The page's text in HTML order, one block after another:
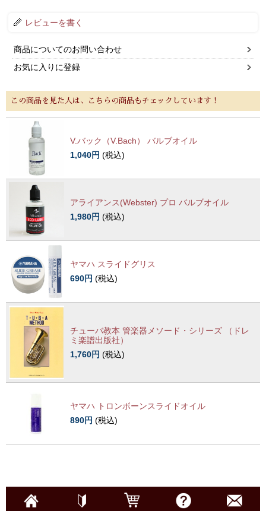
レビューを書く
商品についてのお問い合わせ
お気に入りに登録
この商品を見た人は、こちらの商品もチェックしています！
V.バック（V.Bach） バルブオイル
1,040円 (税込)
アライアンス(Webster) プロ バルブオイル
1,980円 (税込)
ヤマハ スライドグリス
690円 (税込)
チューバ教本 管楽器メソード・シリーズ （ドレ
ミ楽譜出版社）
1,760円 (税込)
ヤマハ トロンボーンスライドオイル
890円 (税込)